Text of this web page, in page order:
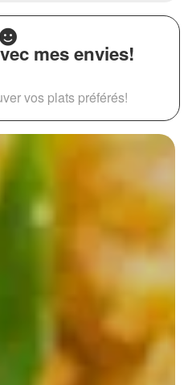
mes envies!
vos plats préférés!